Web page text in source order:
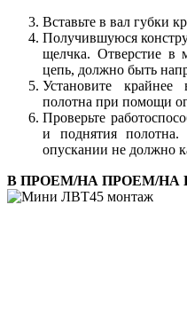
Вставьте в вал губки
Получившуюся
щелчка. Отверстие в
цепь, должно быть
Установите
полотна при помощи
Проверьте
и поднятия
опускании не должно
В ПРОЕМ/НА ПРОЕМ/НА